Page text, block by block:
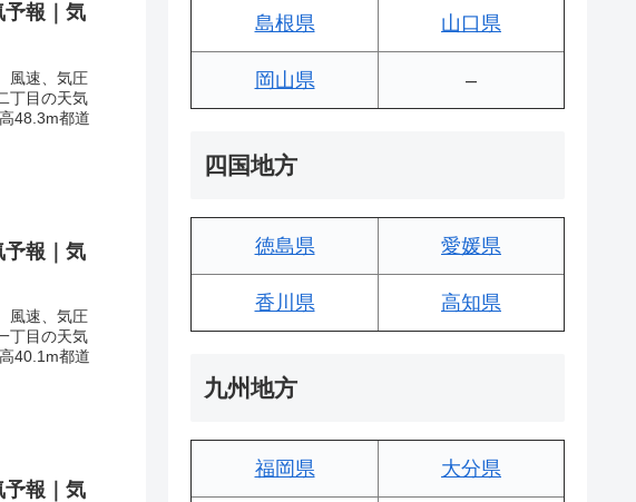
予報｜気
風速、気圧
丁目の天気
48.3m都道
予報｜気
風速、気圧
丁目の天気
40.1m都道
予報｜気
島根県 山口県
岡山県 –
四国地方
徳島県 愛媛県
香川県 高知県
九州地方
福岡県 大分県